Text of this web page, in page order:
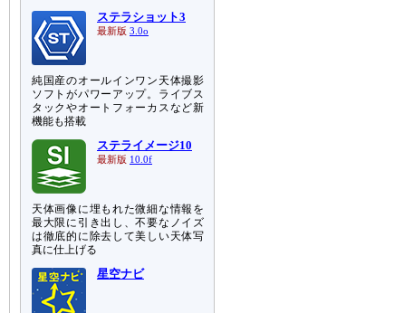
ステラショット3
最新版 3.0o
純国産のオールインワン天体撮影
ソフトがパワーアップ。ライブス
タックやオートフォーカスなど新
機能も搭載
ステライメージ10
最新版 10.0f
天体画像に埋もれた微細な情報を
最大限に引き出し、不要なノイズ
は徹底的に除去して美しい天体写
真に仕上げる
星空ナビ